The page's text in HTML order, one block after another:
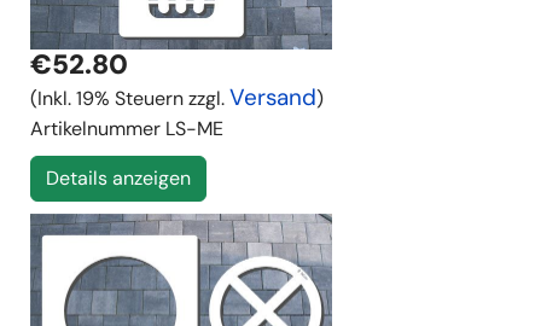
€52.80
(Inkl. 19% Steuern zzgl.Versand)
Artikelnummer LS-ME
Details anzeigen